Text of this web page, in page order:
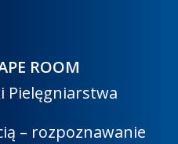
ROOM
Pielęgniarstwa
– rozpoznawanie